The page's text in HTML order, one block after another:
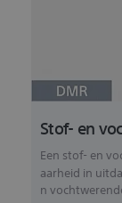
Stof- en
Een stof- en
aarheid in
n